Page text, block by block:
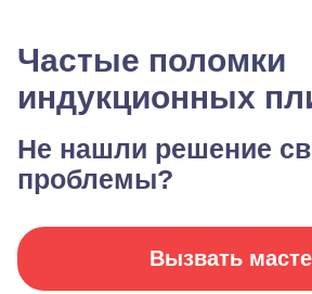
Частые поломки
индукционных
Не нашли решение
проблемы?
Вызвать